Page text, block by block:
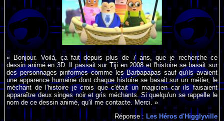
« Bonjour. Voilà, ça fait depuis plus de 7 ans, que je recherche ce
dessin animé en 3D. Il passait sur Tiji en 2008 et l'histoire se basait sur
des personnages piriformes comme les Barbapapas sauf qu'ils avaient
une apparence humaine dont chaque histoire se basait sur un métier, le
méchant de l'histoire je crois que c'était un magicien car ils faisaient
apparaître deux singes noir et gris méchants. Si quelqu'un se rappelle le
nom de ce dessin animé, qu'il me contacte. Merci. »
Réponse : Les Héros d'Higglyville